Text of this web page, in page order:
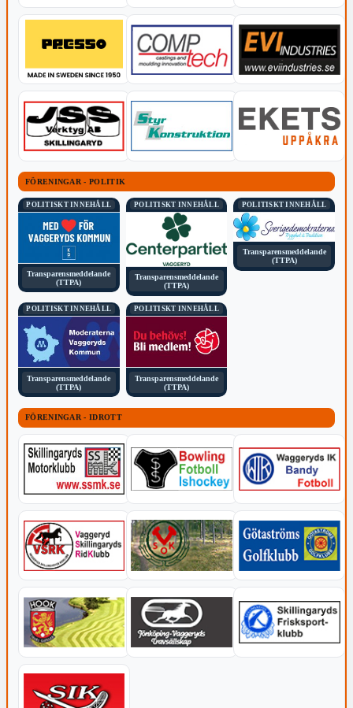
FÖRENINGAR - POLITIK
POLITISKT INNEHÅLL
Transparensmeddelande
(TTPA)
POLITISKT INNEHÅLL
Transparensmeddelande
(TTPA)
POLITISKT INNEHÅLL
Transparensmeddelande
(TTPA)
POLITISKT INNEHÅLL
Transparensmeddelande
(TTPA)
POLITISKT INNEHÅLL
Transparensmeddelande
(TTPA)
FÖRENINGAR - IDROTT